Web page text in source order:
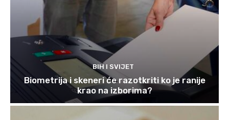
BIH I SVIJET
Biometrija i skeneri će razotkriti ko je ranije
krao na izborima?